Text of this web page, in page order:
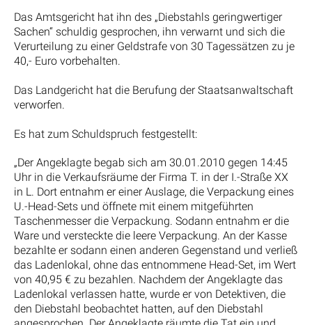
Das Amtsgericht hat ihn des „Diebstahls geringwertiger
Sachen“ schuldig gesprochen, ihn verwarnt und sich die
Verurteilung zu einer Geldstrafe von 30 Tagessätzen zu je
40,- Euro vorbehalten.
Das Landgericht hat die Berufung der Staatsanwaltschaft
verworfen.
Es hat zum Schuldspruch festgestellt:
„Der Angeklagte begab sich am 30.01.2010 gegen 14:45
Uhr in die Verkaufsräume der Firma T. in der I.-Straße XX
in L. Dort entnahm er einer Auslage, die Verpackung eines
U.-Head-Sets und öffnete mit einem mitgeführten
Taschenmesser die Verpackung. Sodann entnahm er die
Ware und versteckte die leere Verpackung. An der Kasse
bezahlte er sodann einen anderen Gegenstand und verließ
das Ladenlokal, ohne das entnommene Head-Set, im Wert
von 40,95 € zu bezahlen. Nachdem der Angeklagte das
Ladenlokal verlassen hatte, wurde er von Detektiven, die
den Diebstahl beobachtet hatten, auf den Diebstahl